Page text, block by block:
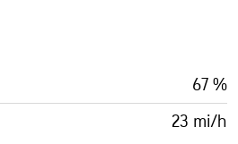
67 %
23 mi/h